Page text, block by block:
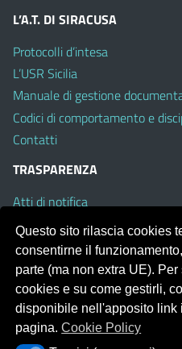
L’A.T. DI SIRACUSA
Protocolli d’intesa
L’USR Sicilia
Manuale di gestione
Codici di comportamento e
Contatti
TRASPARENZA
Atti di notifica
Albo on line
Amministrazione Trasparente
Obiettivi di Accessibilità
Portale realizzato con la
Questo sito rilascia cookies
consentirne il
parte (ma non extra UE).
cookies e su come gestirli,
disponibile nell'apposito link
pagina.Cookie Policy